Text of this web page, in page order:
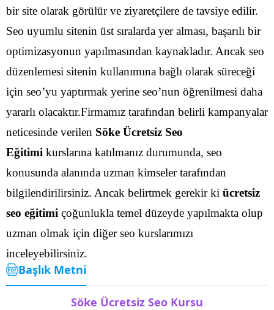
bir site olarak görülür ve ziyaretçilere de tavsiye edilir.
Seo uyumlu sitenin üst sıralarda yer alması, başarılı bir
optimizasyonun yapılmasından kaynakladır. Ancak seo
düzenlemesi sitenin kullanımına bağlı olarak süreceği
için seo’yu yaptırmak yerine seo’nun öğrenilmesi daha
yararlı olacaktır.Firmamız tarafından belirli kampanyalar
neticesinde verilen Söke Ücretsiz Seo
Eğitimi kurslarına katılmanız durumunda, seo
konusunda alanında uzman kimseler tarafından
bilgilendirilirsiniz. Ancak belirtmek gerekir ki ücretsiz
seo eğitimi çoğunlukla temel düzeyde yapılmakta olup
uzman olmak için diğer seo kurslarımızı
inceleyebilirsiniz.
Başlık Metni
Söke Ücretsiz Seo Kursu